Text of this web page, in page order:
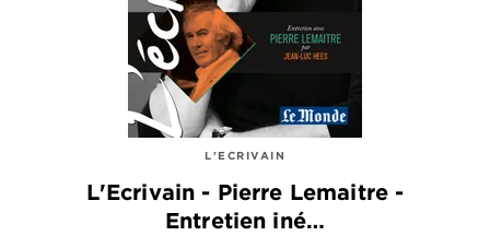
L'ECRIVAIN
L'Ecrivain - Pierre Lemaitre -
Entretien iné…